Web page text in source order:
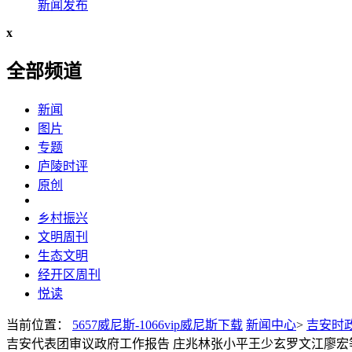
新闻发布
x
全部频道
新闻
图片
专题
庐陵时评
原创
乡村振兴
文明周刊
生态文明
经开区周刊
悦读
当前位置： 5657威尼斯-1066vip威尼斯下载 新闻中心> 吉安时
吉安代表团审议政府工作报告 庄兆林张小平王少玄罗文江廖宏